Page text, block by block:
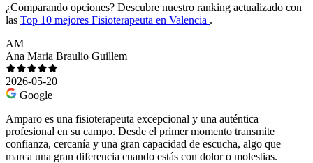
¿Comparando opciones? Descubre nuestro ranking actualizado con
las Top 10 mejores Fisioterapeuta en Valencia .
AM
Ana Maria Braulio Guillem
2026-05-20
Google
Amparo es una fisioterapeuta excepcional y una auténtica
profesional en su campo. Desde el primer momento transmite
confianza, cercanía y una gran capacidad de escucha, algo que
marca una gran diferencia cuando estás con dolor o molestias.